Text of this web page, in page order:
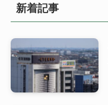
新着記事